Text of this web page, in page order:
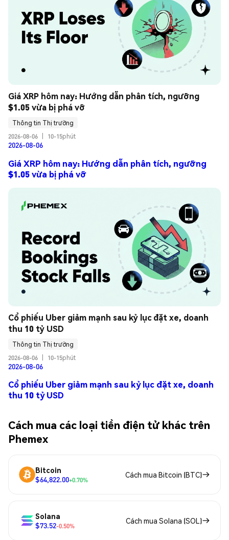
Giá XRP hôm nay: Hướng dẫn phân tích, ngưỡng
$1.05 vừa bị phá vỡ
Thông tin Thị trường
2026-08-06
10-15phút
2026-08-06
Giá XRP hôm nay: Hướng dẫn phân tích, ngưỡng
$1.05 vừa bị phá vỡ
Cổ phiếu Uber giảm mạnh sau kỷ lục đặt xe, doanh
thu 10 tỷ USD
Thông tin Thị trường
2026-08-06
10-15phút
2026-08-06
Cổ phiếu Uber giảm mạnh sau kỷ lục đặt xe, doanh
thu 10 tỷ USD
Cách mua các loại tiền điện tử khác trên
Phemex
Bitcoin
$64,822.00+0.70%
Cách mua Bitcoin (BTC)
Solana
$73.52-0.50%
Cách mua Solana (SOL)